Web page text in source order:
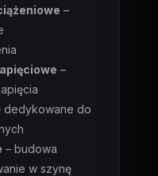
–
–
dedykowane do
– budowa
w szynę